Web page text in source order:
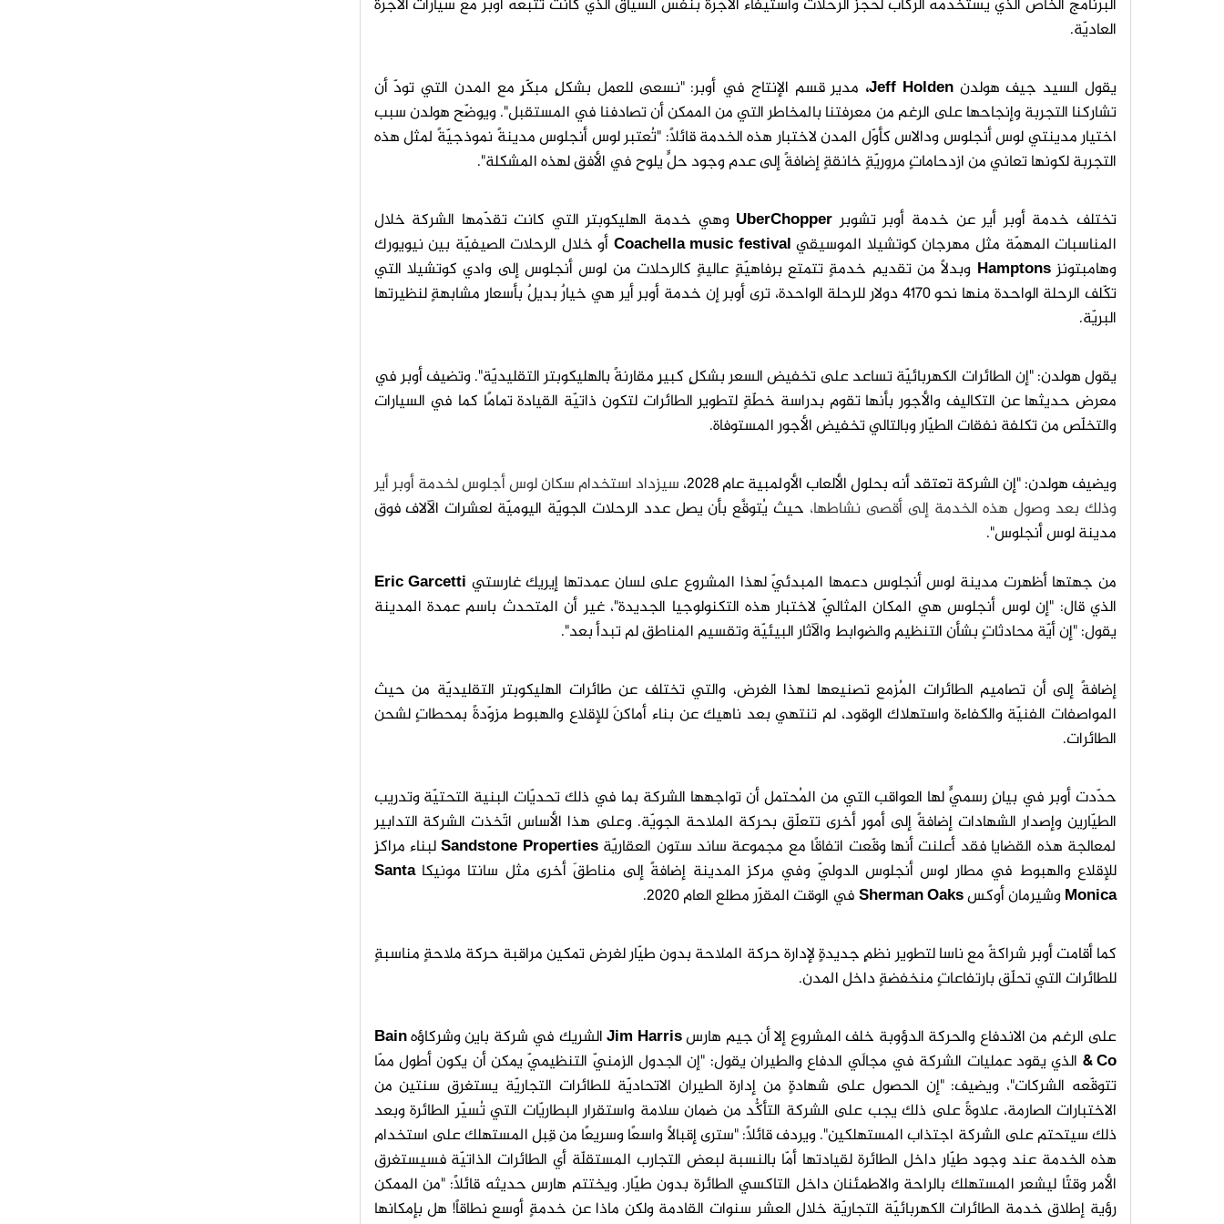
البرنامج الخاصّ الذي يستخدمه الركّاب لحجز الرحلات واستيفاء الأجرة بنفس السياق الذي كانت تتّبعه أوبر مع سيارات الأجرة
العاديّة.
يقول السيد جيف هولدنJeff Holden، مدير قسم الإنتاج في أوبر: "نسعى للعمل بشكلٍ مبكّرٍ مع المدن التي تودّ أن
تشاركنا التجربة وإنجاحها على الرغم من معرفتنا بالمخاطر التي من الممكن أن تصادفنا في المستقبل". ويوضّح هولدن سبب
اختيار مدينتي لوس أنجلوس ودالاس كأوّل المدن لاختبار هذه الخدمة قائلًا: "تُعتبر لوس أنجلوس مدينةً نموذجيّةً لمثل هذه
التجربة لكونها تعاني من ازدحاماتٍ مروريّةٍ خانقةٍ إضافةً إلى عدم وجود حلٍّ يلوح في الأفق لهذه المشكلة".
تختلف خدمة أوبر أير عن خدمة أوبر تشوبر UberChopper وهي خدمة الهليكوبتر التي كانت تقدّمها الشركة خلال
المناسبات المهمّة مثل مهرجان كوتشيلا الموسيقي
Coachella music festival
أو خلال الرحلات الصيفيّة بين نيويورك
وهامبتونزHamptons وبدلًا من تقديم خدمةٍ تتمتع برفاهيّةٍ عاليةٍ كالرحلات من لوس أنجلوس إلى وادي كوتشيلا التي
تكّلف الرحلة الواحدة منها نحو 4170 دولار للرحلة الواحدة، ترى أوبر إن خدمة أوبر أير هي خيارٌ بديلٌ بأسعارٍ مشابهةٍ لنظيرتها
البريّة.
يقول هولدن: "إن الطائرات الكهربائيّة تساعد على تخفيض السعر بشكلٍ كبيرٍ مقارنةً بالهليكوبتر التقليديّة". وتضيف أوبر في
معرض حديثها عن التكاليف والأجور بأنها تقوم بدراسة خطّةٍ لتطوير الطائرات لتكون ذاتيّة القيادة تمامًا كما في السيارات
والتخلّص من تكلفة نفقات الطيّار وبالتالي تخفيض الأجور المستوفاة.
ويضيف هولدن: "إن الشركة تعتقد أنه بحلول الألعاب الأولمبية عام 2028،
سيزداد استخدام سكان لوس أجلوس لخدمة أوبر أير
وذلك بعد وصول هذه الخدمة إلى أقصى نشاطها، حيث يُتوقَّع بأن يصل عدد الرحلات الجويّة اليوميّة لعشرات الآلاف فوق
مدينة لوس أنجلوس".
من جهتها أظهرت مدينة لوس أنجلوس دعمها المبدئيّ لهذا المشروع على لسان عمدتها إيريك غارستي Eric Garcetti
الذي قال: "إن لوس أنجلوس هي المكان المثاليّ لاختبار هذه التكنولوجيا الجديدة"، غير أن المتحدث باسم عمدة المدينة
يقول: "إن أيّة محادثاتٍ بشأن التنظيم والضوابط والآثار البيئيّة وتقسيم المناطق لم تبدأ بعد".
إضافةً إلى أن تصاميم الطائرات المُزمع تصنيعها لهذا الغرض، والتي تختلف عن طائرات الهليكوبتر التقليديّة من حيث
المواصفات الفنيّة والكفاءة واستهلاك الوقود، لم تنتهي بعد ناهيك عن بناء أماكنَ للإقلاع والهبوط مزوّدةً بمحطاتٍ لشحن
الطائرات.
حدّدت أوبر في بيانٍ رسميٍّ لها العواقب التي من المُحتمل أن تواجهها الشركة بما في ذلك تحديّات البنية التحتيّة وتدريب
الطيّارين وإصدار الشهادات إضافةً إلى أمورٍ أخرى تتعلّق بحركة الملاحة الجويّة. وعلى هذا الأساس اتّخذت الشركة التدابير
لمعالجة هذه القضايا فقد أعلنت أنها وقّعت اتفاقًا مع مجموعة ساند ستون العقاريّةSandstone Propertiesلبناء مراكزٍ
للإقلاع والهبوط في مطار لوس أنجلوس الدوليّ وفي مركز المدينة إضافةً إلى مناطقَ أخرى مثل سانتا مونيكاSanta
Monica وشيرمان أوكسSherman Oaksفي الوقت المقرّر مطلع العام 2020.
كما أقامت أوبر شراكةً مع ناسا لتطوير نظمٍ جديدةٍ لإدارة حركة الملاحة بدون طيّار لغرض تمكين مراقبة حركة ملاحةٍ مناسبةٍ
للطائرات التي تحلّق بارتفاعاتٍ منخفضةٍ داخل المدن.
على الرغم من الاندفاع والحركة الدؤوبة خلف المشروع إلا أن جيم هارسJim Harrisالشريك في شركة باين وشركاؤهBain
&Co
الذي يقود عمليات الشركة في مجالَي الدفاع والطيران يقول: "إن الجدول الزمنيّ التنظيميّ يمكن أن يكون أطول ممّا
تتوقّعه الشركات"، ويضيف: "إن الحصول على شهادةٍ من إدارة الطيران الاتحاديّة للطائرات التجاريّة يستغرق سنتين من
الاختبارات الصارمة، علاوةً على ذلك يجب على الشركة التأكُّد من ضمان سلامة واستقرار البطاريّات التي تُسيّر الطائرة وبعد
ذلك سيتحتم على الشركة اجتذاب المستهلكين". ويردف قائلًا: "سترى إقبالًا واسعًا وسريعًا من قِبل المستهلك على استخدام
هذه الخدمة عند وجود طيّار داخل الطائرة لقيادتها أمّا بالنسبة لبعض التجارب المستقلّة أي الطائرات الذاتيّة فسيستغرق
الأمر وقتًا ليشعر المستهلك بالراحة والاطمئنان داخل التاكسي الطائرة بدون طيّار. ويختتم هارس حديثه قائلًا: "من الممكن
رؤية إطلاق خدمة الطائرات الكهربائيّة التجاريّة خلال العشر سنوات القادمة ولكن ماذا عن خدمةٍ أوسع نطاقاً! هل بإمكانها